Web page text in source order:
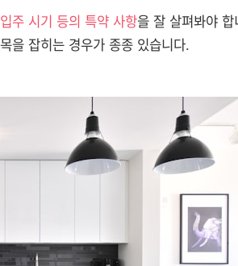
주 시기 등의 특약 사항을 잘 살펴봐야 합
을 잡히는 경우가 종종 있습니다.